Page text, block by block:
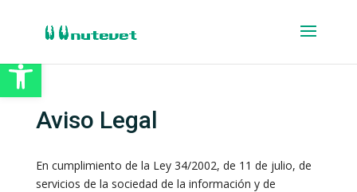
Abrir barra de herramientas
Aviso Legal
En cumplimiento de la Ley 34/2002, de 11 de julio, de
servicios de la sociedad de la información y de